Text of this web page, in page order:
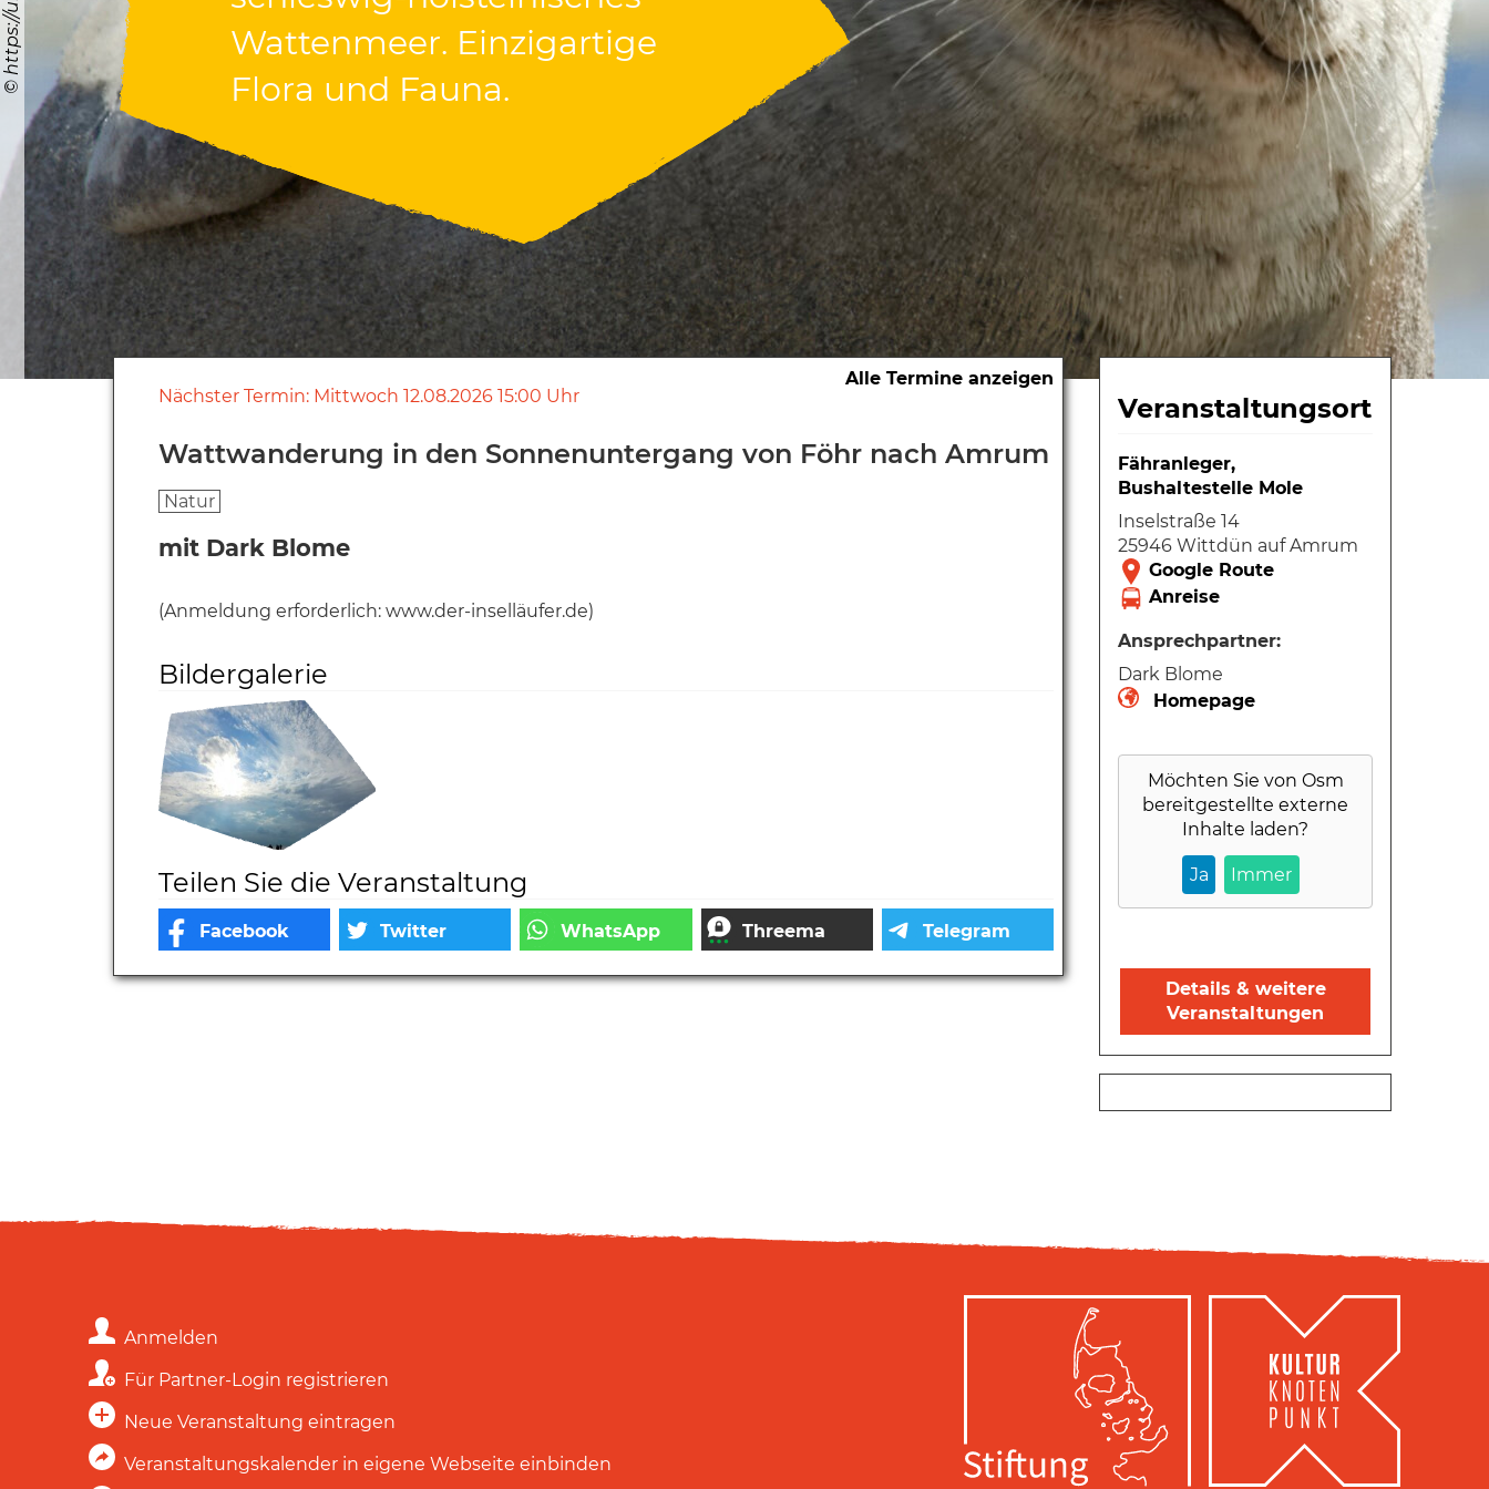
Wattenmeer. Einzigartige
Flora und Fauna.
Wattenmeer. Einzigartige
Flora und Fauna.
Nächster Termin: Mittwoch 12.08.2026 15:00 Uhr
Alle Termine anzeigen
Wattwanderung in den Sonnenuntergang von Föhr nach Amrum
Natur
mit Dark Blome
(Anmeldung erforderlich: www.der-inselläufer.de)
Bildergalerie
Teilen Sie die Veranstaltung
Veranstaltungsort
Fähranleger,
Bushaltestelle Mole
Inselstraße 14
25946 Wittdün auf Amrum
Ansprechpartner:
Dark Blome
Homepage
Möchten Sie von Osm
bereitgestellte externe
Inhalte laden?
Ja Immer
Details & weitere
Veranstaltungen
Anmelden
Für Partner-Login registrieren
Neue Veranstaltung eintragen
Veranstaltungskalender in eigene Webseite einbinden